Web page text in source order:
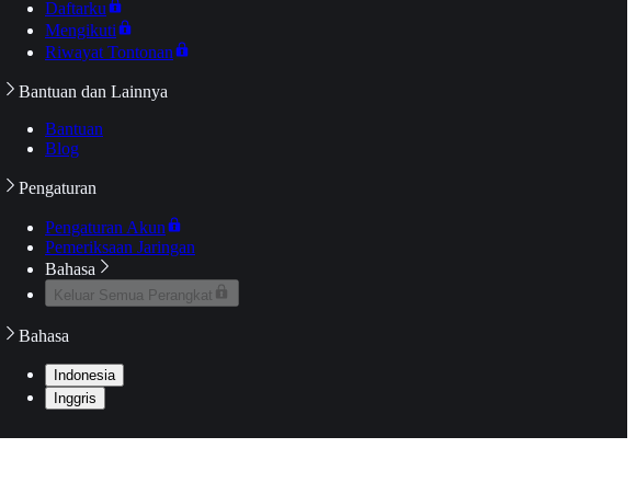
Daftarku
Mengikuti
Riwayat Tontonan
Bantuan dan Lainnya
Bantuan
Blog
Pengaturan
Pengaturan Akun
Pemeriksaan Jaringan
Bahasa
Keluar Semua Perangkat
Bahasa
Indonesia
Inggris